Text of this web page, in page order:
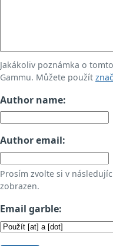
Jakákoliv poznámka o
Gammu. Můžete použít
Author name:
Author email:
Prosím zvolte si v
zobrazen.
Email garble: